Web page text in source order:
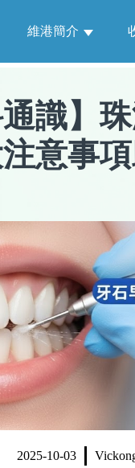
維港簡介
識】
意事
2025-10-03